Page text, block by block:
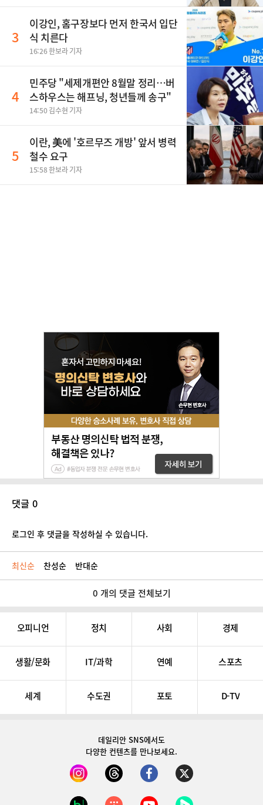
3
이강인, 홈구장보다 먼저 한국서 입단
식 치른다
16:26 한보라 기자
4
민주당 "세제개편안 8월말 정리…버
스하우스는 해프닝, 청년들께 송구"
14:50 김수현 기자
5
이란, 美에 '호르무즈 개방' 앞서 병력
철수 요구
15:58 한보라 기자
댓글 0
로그인 후 댓글을 작성하실 수 있습니다.
최신순 찬성순 반대순
0 개의 댓글 전체보기
오피니언 정치 사회 경제
생활/문화 IT/과학 연예 스포츠
세계 수도권 포토 D-TV
데일리안 SNS에서도
다양한 컨텐츠를 만나보세요.